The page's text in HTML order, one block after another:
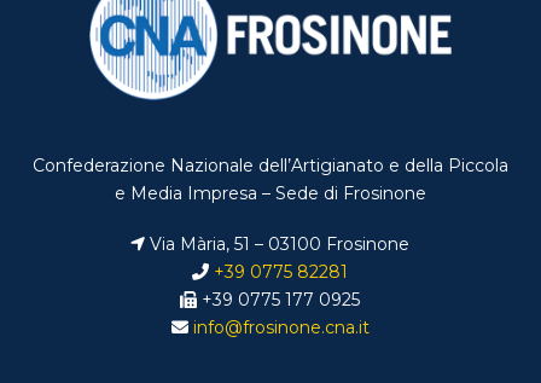
Confederazione Nazionale dell’Artigianato e della Piccola
e Media Impresa – Sede di Frosinone
Via Mària, 51 – 03100 Frosinone
+39 0775 82281
+39 0775 177 0925
info@frosinone.cna.it